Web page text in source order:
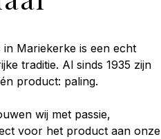
in Mariekerke is een echt
traditie. Al sinds 1935 zijn
product: paling.
wij met passie,
voor het product aan onze